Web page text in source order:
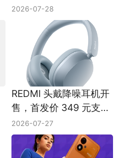
价2294元
2026-07-28
REDMI 头戴降噪耳机开
售，首发价 349 元支持
澎湃智联
2026-07-27